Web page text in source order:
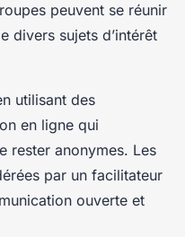
peuvent se réunir
divers sujets d’intérêt
utilisant des
en ligne qui
rester anonymes. Les
par un facilitateur
ouverte et